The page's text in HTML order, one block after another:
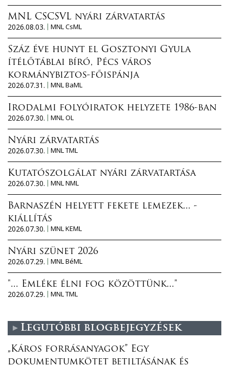
MNL CSCSVL nyári zárvatartás
2026.08.03.
MNL CsML
Száz éve hunyt el Gosztonyi Gyula
ítélőtáblai bíró, Pécs város
kormánybiztos-főispánja
2026.07.31.
MNL BaML
Irodalmi folyóiratok helyzete 1986-ban
2026.07.30.
MNL OL
Nyári zárvatartás
2026.07.30.
MNL TML
Kutatószolgálat nyári zárvatartása
2026.07.30.
MNL NML
Barnaszén helyett fekete lemezek... -
kiállítás
2026.07.30.
MNL KEML
Nyári szünet 2026
2026.07.29.
MNL BéML
"... Emléke élni fog közöttünk..."
2026.07.29.
MNL TML
Legutóbbi blogbejegyzések
„Káros forrásanyagok” Egy
dokumentumkötet betiltásának és